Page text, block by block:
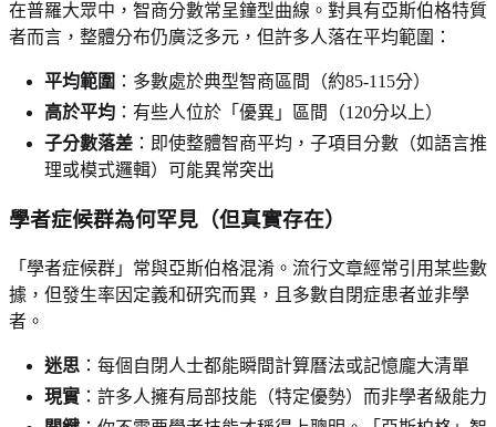
在普羅大眾中，智商分數常呈鐘型曲線。對具有亞斯伯格特質
者而言，整體分布仍廣泛多元，但許多人落在平均範圍：
平均範圍 ：多數處於典型智商區間（約85-115分）
高於平均 ：有些人位於「優異」區間（120分以上）
子分數落差 ：即使整體智商平均，子項目分數（如語言推
理或模式邏輯）可能異常突出
學者症候群為何罕見（但真實存在）
「學者症候群」常與亞斯伯格混淆。流行文章經常引用某些數
據，但發生率因定義和研究而異，且多數自閉症患者並非學
者。
迷思 ：每個自閉人士都能瞬間計算曆法或記憶龐大清單
現實 ：許多人擁有局部技能（特定優勢）而非學者級能力